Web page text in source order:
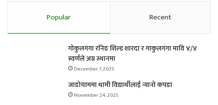
Popular Recent
गोकुलगंगा रनिङ शिल्ड शारदा र गाकुलगंगा मावि ४/४
स्वर्णले अग्र स्थानमा
December 7, 2025
जाडोयाममा थामी विद्यार्थीलाई न्यानो कपडा
November 24, 2025